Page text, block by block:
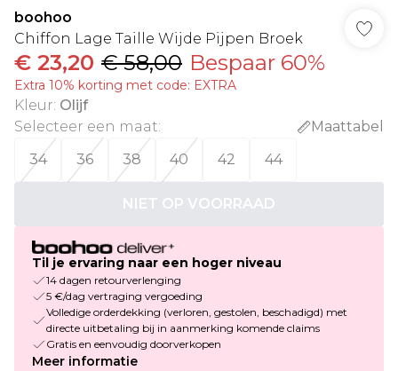
boohoo
Chiffon Lage Taille Wijde Pijpen Broek
€ 23,20 € 58,00 Bespaar 60%
Extra 10% korting met code: EXTRA
Kleur: Olijf
Selecteer een maat:
Maattabel
34
36 38 40 42 44
NIET OP VOORRAAD
Til je ervaring naar een hoger niveau
14 dagen retourverlenging
5 €/dag vertraging vergoeding
Volledige orderdekking (verloren, gestolen, beschadigd) met
directe uitbetaling bij in aanmerking komende claims
Gratis en eenvoudig doorverkopen
Meer informatie